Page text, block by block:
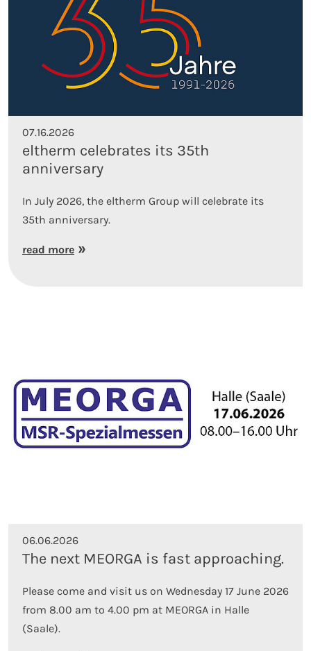
07.16.2026
eltherm celebrates its 35th
anniversary
In July 2026, the eltherm Group will celebrate its
35th anniversary.
read more
06.06.2026
The next MEORGA is fast approaching.
Please come and visit us on Wednesday 17 June 2026
from 8.00 am to 4.00 pm at MEORGA in Halle
(Saale).